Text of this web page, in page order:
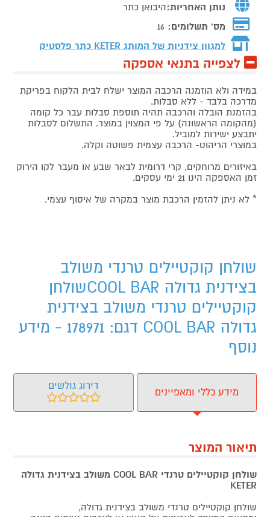
נותן האחריות:היבואן כתר
מס' תשלומים: 16
למגוון צידניות של המותג KETER כתר פלסטיק
לצפייה בתנאי אספקה
במידה ולא הוזמנה הרכבה המוצר ישלח לבית הלקוח בפריקת
מדרכה בלבד - ללא סבלות.
בהזמנת הובלה והרכבה תהיה תוספת סבלות עבר כל קומה
(מהקומה הראשונה) על פי המצוין במוצר. התשלום לסבלות
יתבצע ישירות למוביל.
במוצרי הריהוט- הרכבה עצמית פשוטה וקלה.
באיזורים מרוחקים, קרי דרומית לבאר שבע או מעבר לקו הירוק
זמן האספקה הינו 21 ימי עסקים.
* לא ניתן להזמין הרכבת מוצר במקרה של איסוף עצמי.
שולחן קוקטיילים טרנדי משולב
בצידנית גדולה COOL BARשולחן
קוקטיילים טרנדי משולב בצידנית
גדולה COOL BAR דגם: 178971 - מידע
נוסף
מידע כללי ומאפיינים
דירוג גולשים
תיאור המוצר
שולחן קוקטיילים טרנדי COOL BAR משולב בצידנית גדולה
KETER
שולחן קוקטיילים טרנדי משולב בצידנית גדולה,